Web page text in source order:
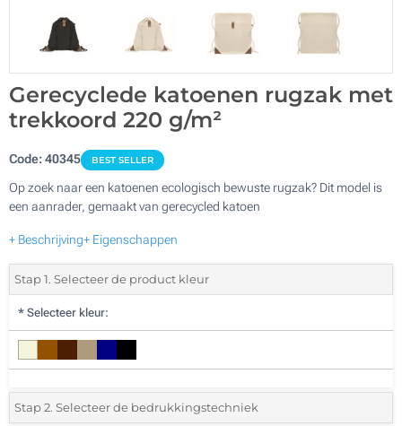
Gerecyclede katoenen rugzak met
trekkoord 220 g/m²
Code:40345 BEST SELLER
Op zoek naar een katoenen ecologisch bewuste rugzak? Dit model is
een aanrader, gemaakt van gerecycled katoen
+ Beschrijving+ Eigenschappen
Stap 1. Selecteer de product kleur
* Selecteer kleur:
Stap 2. Selecteer de bedrukkingstechniek